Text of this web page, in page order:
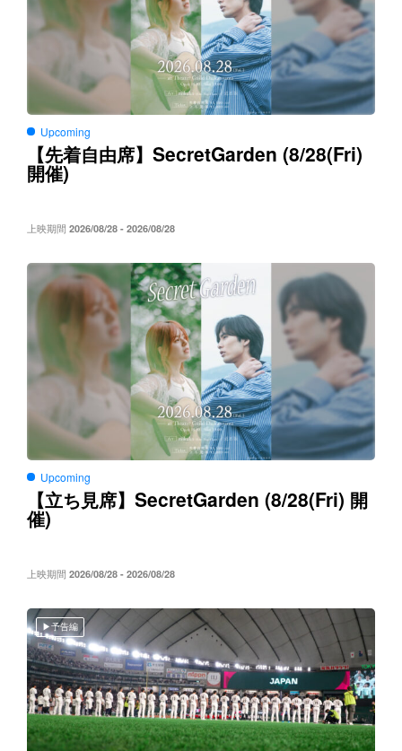
Upcoming
【先着自由席】 SecretGarden (8/28(Fri)
開催)
上映期間 2026/08/28 - 2026/08/28
Upcoming
【立ち見席】 SecretGarden (8/28(Fri) 開
催)
上映期間 2026/08/28 - 2026/08/28
予告編